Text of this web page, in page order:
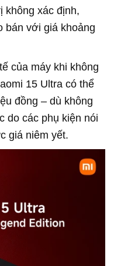
không xác định,
bán với giá khoảng
của máy khi không
15 Ultra có thể
đồng – dù không
do các phụ kiện nói
giá niêm yết.